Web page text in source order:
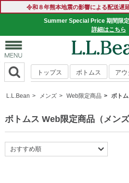
令和８年熊本地震の影響による配送遅
Summer Special Price 期間限定
詳細はこちら
トップス ボトムス アウ
L.L.Bean メンズ Web限定商品 ボト
ボトムス Web限定商品（メンズ
おすすめ順